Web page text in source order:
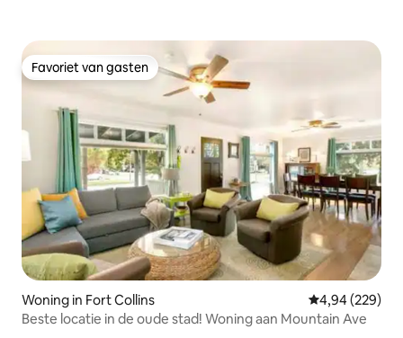
Favoriet van gasten
Favoriet van gasten
Woning in Fort Collins Gemiddelde
4,94 (229)
Beste locatie in de oude stad! Woning aan Mountain Ave